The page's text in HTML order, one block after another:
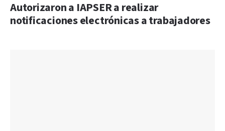
Autorizaron a IAPSER a realizar
notificaciones electrónicas a trabajadores